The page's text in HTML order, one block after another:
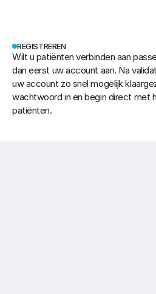
REGISTREREN
Wilt u patiënten verbinden aan
dan eerst uw account aan. Na
uw account zo snel mogelijk
wachtwoord in en begin direct met
patiënten.